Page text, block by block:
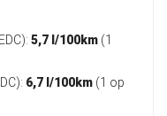
5,7 l/100km (1
6,7 l/100km (1 op